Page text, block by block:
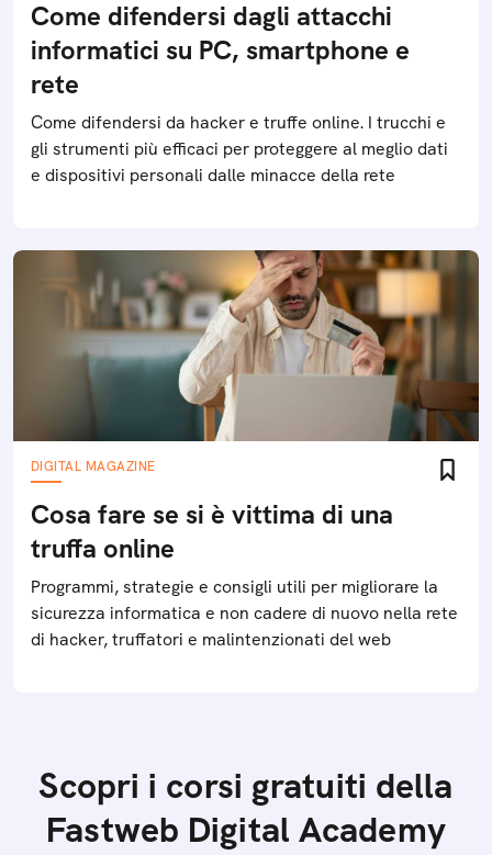
Come difendersi dagli attacchi
informatici su PC, smartphone e
rete
Come difendersi da hacker e truffe online. I trucchi e
gli strumenti più efficaci per proteggere al meglio dati
e dispositivi personali dalle minacce della rete
DIGITAL MAGAZINE
Cosa fare se si è vittima di una
truffa online
Programmi, strategie e consigli utili per migliorare la
sicurezza informatica e non cadere di nuovo nella rete
di hacker, truffatori e malintenzionati del web
Scopri i corsi gratuiti della
Fastweb Digital Academy